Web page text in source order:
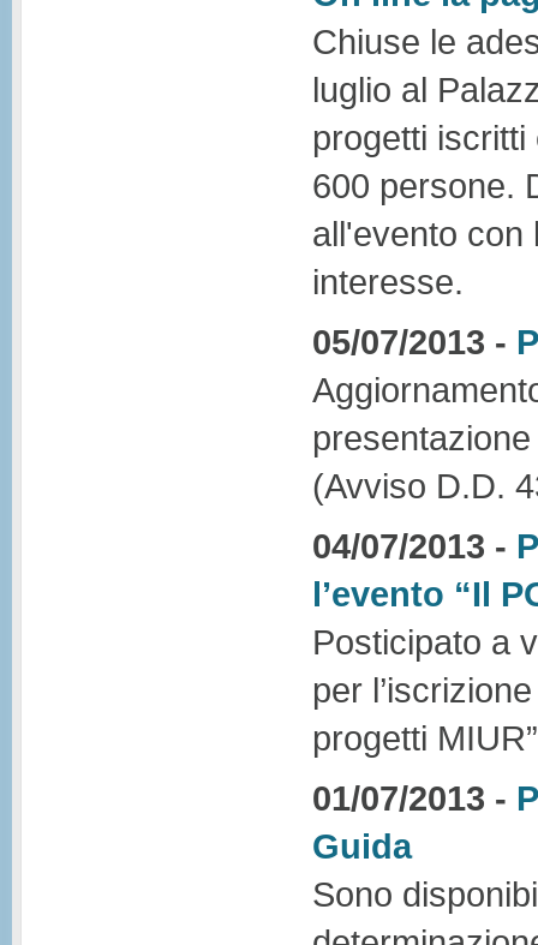
Chiuse le
luglio al
progetti
600 persone.
all'evento con
interesse.
05/07/2013 -
(Avviso D.D.
04/07/2013 -
l’evento “Il
Posticipato a
per
progetti
01/07/2013 -
Guida
Sono